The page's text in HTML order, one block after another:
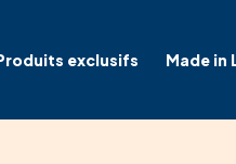
exclusifs Made in